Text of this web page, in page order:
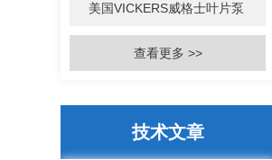
美国VICKERS威格士叶片泵
查看更多 >>
技术文章